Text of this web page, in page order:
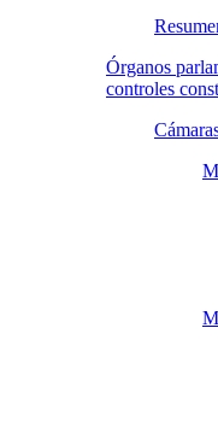
Órganos
controles